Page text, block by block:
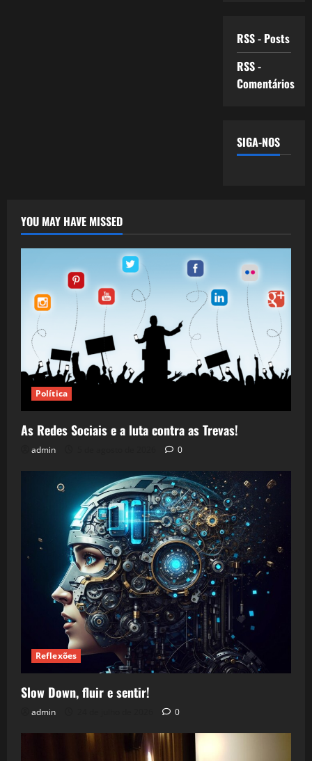
RSS - Posts
RSS -
Comentários
SIGA-NOS
YOU MAY HAVE MISSED
Política
As Redes Sociais e a luta contra as Trevas!
admin 0
Reflexões
Slow Down, fluir e sentir!
admin 0